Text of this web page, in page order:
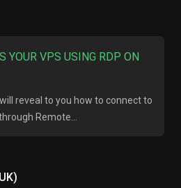
YOUR VPS USING RDP ON
reveal to you how to connect to
Remote...